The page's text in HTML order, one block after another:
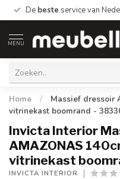
De beste service van
MENU
Home /
Massief dressoir
vitrinekast boomrand -
Invicta Interior
AMAZONAS
vitrinekast
INVICTA INTERIOR